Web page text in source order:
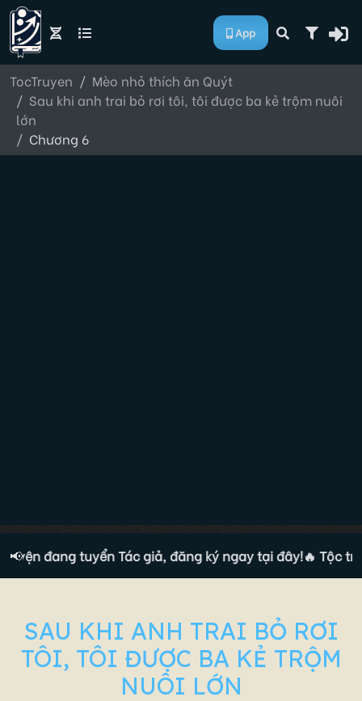
App
TocTruyen
Mèo nhỏ thích ăn Quýt
Sau khi anh trai bỏ rơi tôi, tôi được ba kẻ trộm nuôi
lớn
Chương 6
📢 đang tuyển Tác giả, đăng ký ngay tại đây!🔥 Tộc
SAU KHI ANH TRAI BỎ RƠI
TÔI, TÔI ĐƯỢC BA KẺ TRỘM
NUÔI LỚN